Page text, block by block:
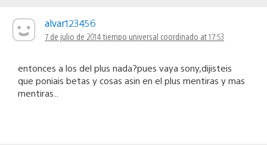
alvar123456
7 de julio de 2014 tiempo universal coordinado at 17:53
entonces a los del plus nada?pues vaya sony,dijisteis
que poniais betas y cosas asin en el plus mentiras y mas
mentiras..